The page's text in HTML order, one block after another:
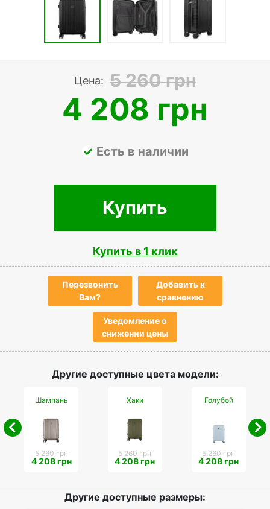
Цена: 5 260 грн
4 208 грн
Есть в наличии
Купить
Купить в 1 клик
Перезвонить
Вам?
Добавить к
сравнению
Уведомление о
снижении цены
Другие доступные цвета модели:
Шампань
5 260 грн
4 208 грн
Хаки
5 260 грн
4 208 грн
Голубой
5 260 грн
4 208 грн
Другие доступные размеры: